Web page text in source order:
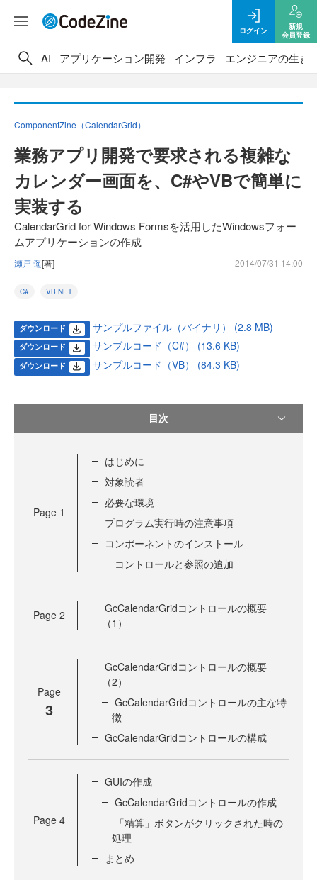
ログイン
新規
会員登録
AI アプリケーション開発 インフラ エンジニアの生き
ComponentZine（CalendarGrid）
業務アプリ開発で要求される複雑な
カレンダー画面を、C#やVBで簡単に
実装する
CalendarGrid for Windows Formsを活用したWindowsフォー
ムアプリケーションの作成
瀬戸 遥[著] 2014/07/31 14:00
C# VB.NET
ダウンロード サンプルファイル（バイナリ） (2.8 MB)
ダウンロード サンプルコード（C#） (13.6 KB)
ダウンロード サンプルコード（VB） (84.3 KB)
目次
Page 1
はじめに
対象読者
必要な環境
プログラム実行時の注意事項
コンポーネントのインストール
コントロールと参照の追加
Page 2
GcCalendarGridコントロールの概要
（1）
Page
3
GcCalendarGridコントロールの概要
（2）
GcCalendarGridコントロールの主な特
徴
GcCalendarGridコントロールの構成
Page 4
GUIの作成
GcCalendarGridコントロールの作成
「精算」ボタンがクリックされた時の
処理
まとめ